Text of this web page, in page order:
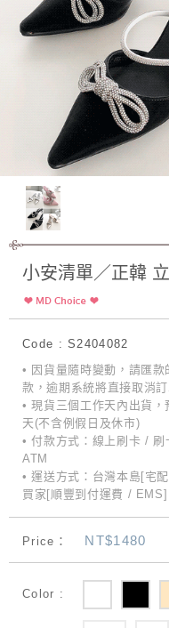
小安清單／正韓
Code : S2404082
• 因貨量隨時變動，請匯
款，逾期系統將直接取消
• 現貨三個工作天內出貨
天(不含例假日及休市)
• 付款方式：線上刷卡 /
ATM
• 運送方式：台灣本島[宅
買家[順豐到付運費 / EMS]
Price： NT$1480
Color :